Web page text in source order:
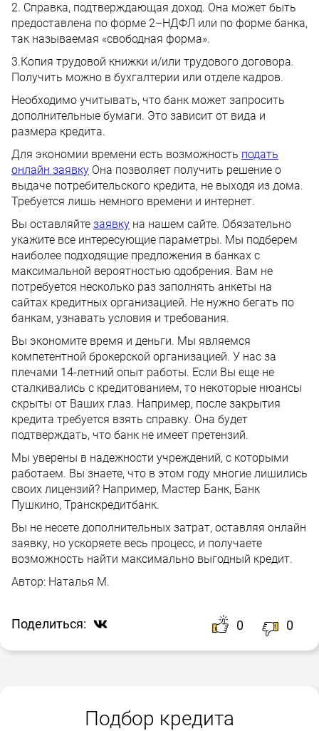
2. Справка, подтверждающая доход. Она может быть
предоставлена по форме 2–НДФЛ или по форме банка,
так называемая «свободная форма».
3.Копия трудовой книжки и/или трудового договора.
Получить можно в бухгалтерии или отделе кадров.
Необходимо учитывать, что банк может запросить
дополнительные бумаги. Это зависит от вида и
размера кредита.
Для экономии времени есть возможность подать
онлайн заявку Она позволяет получить решение о
выдаче потребительского кредита, не выходя из дома.
Требуется лишь немного времени и интернет.
Вы оставляйте заявку на нашем сайте. Обязательно
укажите все интересующие параметры. Мы подберем
наиболее подходящие предложения в банках с
максимальной вероятностью одобрения. Вам не
потребуется несколько раз заполнять анкеты на
сайтах кредитных организацией. Не нужно бегать по
банкам, узнавать условия и требования.
Вы экономите время и деньги. Мы являемся
компетентной брокерской организацией. У нас за
плечами 14-летний опыт работы. Если Вы еще не
сталкивались с кредитованием, то некоторые нюансы
скрыты от Ваших глаз. Например, после закрытия
кредита требуется взять справку. Она будет
подтверждать, что банк не имеет претензий.
Мы уверены в надежности учреждений, с которыми
работаем. Вы знаете, что в этом году многие лишились
своих лицензий? Например, Мастер Банк, Банк
Пушкино, Транскредитбанк.
Вы не несете дополнительных затрат, оставляя онлайн
заявку, но ускоряете весь процесс, и получаете
возможность найти максимально выгодный кредит.
Автор: Наталья М.
Поделиться: 0 0
Подбор кредита